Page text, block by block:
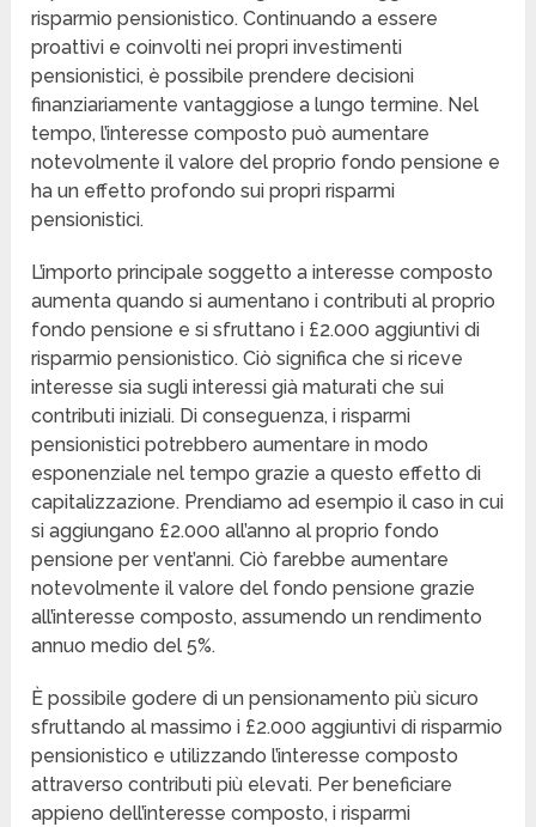
risparmio pensionistico. Continuando a essere
proattivi e coinvolti nei propri investimenti
pensionistici, è possibile prendere decisioni
finanziariamente vantaggiose a lungo termine. Nel
tempo, l’interesse composto può aumentare
notevolmente il valore del proprio fondo pensione e
ha un effetto profondo sui propri risparmi
pensionistici.
L’importo principale soggetto a interesse composto
aumenta quando si aumentano i contributi al proprio
fondo pensione e si sfruttano i £2.000 aggiuntivi di
risparmio pensionistico. Ciò significa che si riceve
interesse sia sugli interessi già maturati che sui
contributi iniziali. Di conseguenza, i risparmi
pensionistici potrebbero aumentare in modo
esponenziale nel tempo grazie a questo effetto di
capitalizzazione. Prendiamo ad esempio il caso in cui
si aggiungano £2.000 all’anno al proprio fondo
pensione per vent’anni. Ciò farebbe aumentare
notevolmente il valore del fondo pensione grazie
all’interesse composto, assumendo un rendimento
annuo medio del 5%.
È possibile godere di un pensionamento più sicuro
sfruttando al massimo i £2.000 aggiuntivi di risparmio
pensionistico e utilizzando l’interesse composto
attraverso contributi più elevati. Per beneficiare
appieno dell’interesse composto, i risparmi